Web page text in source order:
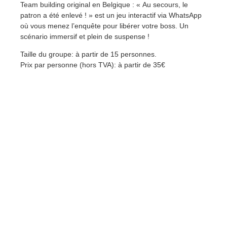
Team building original en Belgique : « Au secours, le
patron a été enlevé ! » est un jeu interactif via WhatsApp
où vous menez l’enquête pour libérer votre boss. Un
scénario immersif et plein de suspense !
Taille du groupe: à partir de 15 personnes.
Prix par personne (hors TVA): à partir de 35€